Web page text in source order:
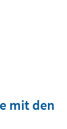
mit den